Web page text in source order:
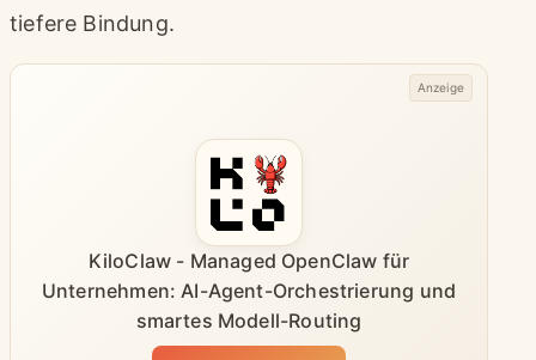
tiefere Bindung.
KiloClaw - Managed OpenClaw für
Unternehmen: AI-Agent-Orchestrierung und
smartes Modell-Routing
Anzeige